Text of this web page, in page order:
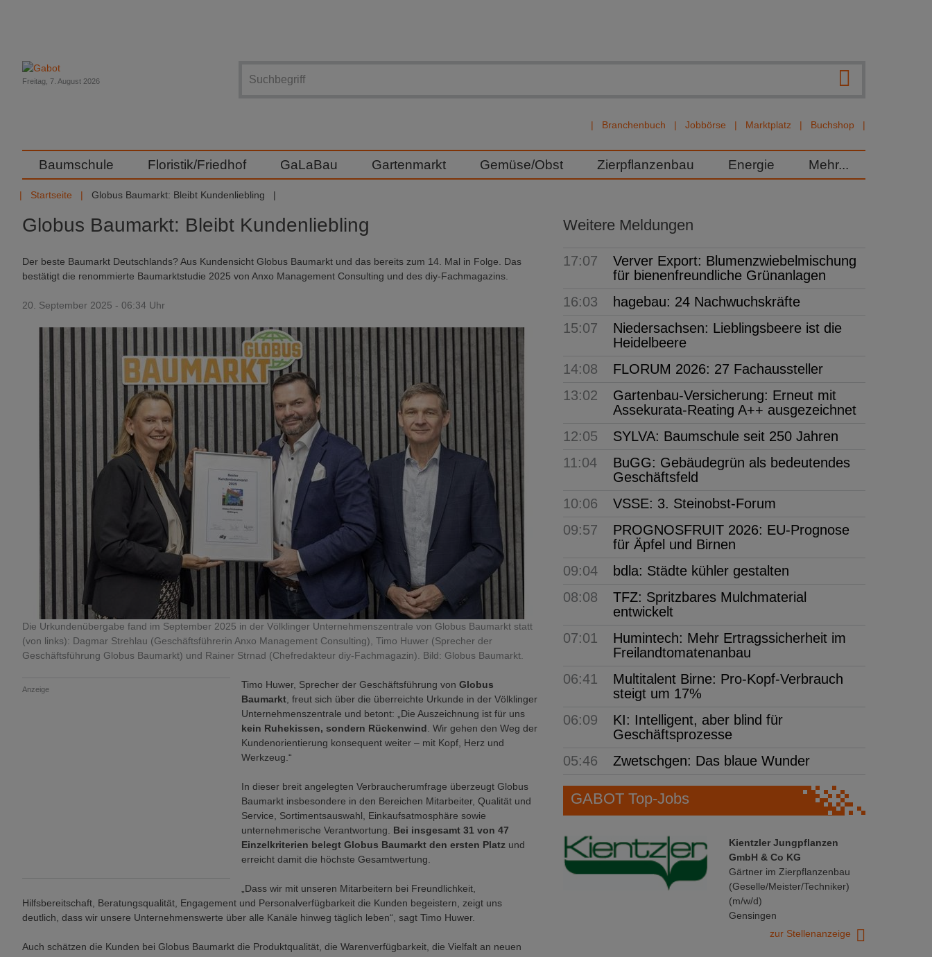
Branchenbuch Jobbörse Marktplatz Buchshop
Freitag, 7. August 2026
Baumschule Floristik/Friedhof GaLaBau Gartenmarkt Gemüse/Obst Zierpflanzenbau Energie Mehr...
Startseite Globus Baumarkt: Bleibt Kundenliebling
Globus Baumarkt: Bleibt Kundenliebling
Der beste Baumarkt Deutschlands? Aus Kundensicht Globus Baumarkt und das bereits zum 14. Mal in Folge. Das
bestätigt die renommierte Baumarktstudie 2025 von Anxo Management Consulting und des diy-Fachmagazins.
20. September 2025 - 06:34 Uhr
Die Urkundenübergabe fand im September 2025 in der Völklinger Unternehmenszentrale von Globus Baumarkt statt
(von links): Dagmar Strehlau (Geschäftsführerin Anxo Management Consulting), Timo Huwer (Sprecher der
Geschäftsführung Globus Baumarkt) und Rainer Strnad (Chefredakteur diy-Fachmagazin). Bild: Globus Baumarkt.
Anzeige Timo Huwer, Sprecher der Geschäftsführung von Globus
Baumarkt , freut sich über die überreichte Urkunde in der Völklinger
Unternehmenszentrale und betont: „Die Auszeichnung ist für uns
kein Ruhekissen, sondern Rückenwind . Wir gehen den Weg der
Kundenorientierung konsequent weiter – mit Kopf, Herz und
Werkzeug.“
In dieser breit angelegten Verbraucherumfrage überzeugt Globus
Baumarkt insbesondere in den Bereichen Mitarbeiter, Qualität und
Service, Sortimentsauswahl, Einkaufsatmosphäre sowie
unternehmerische Verantwortung. Bei insgesamt 31 von 47
Einzelkriterien belegt Globus Baumarkt den ersten Platz und
erreicht damit die höchste Gesamtwertung.
„Dass wir mit unseren Mitarbeitern bei Freundlichkeit,
Hilfsbereitschaft, Beratungsqualität, Engagement und Personalverfügbarkeit die Kunden begeistern, zeigt uns
deutlich, dass wir unsere Unternehmenswerte über alle Kanäle hinweg täglich leben“, sagt Timo Huwer.
Auch schätzen die Kunden bei Globus Baumarkt die Produktqualität, die Warenverfügbarkeit, die Vielfalt an neuen
Weitere Meldungen
17:07
Verver Export: Blumenzwiebelmischung
für bienenfreundliche Grünanlagen
16:03
hagebau: 24 Nachwuchskräfte
15:07
Niedersachsen: Lieblingsbeere ist die
Heidelbeere
14:08
FLORUM 2026: 27 Fachaussteller
13:02
Gartenbau-Versicherung: Erneut mit
Assekurata-Reating A++ ausgezeichnet
12:05
SYLVA: Baumschule seit 250 Jahren
11:04
BuGG: Gebäudegrün als bedeutendes
Geschäftsfeld
10:06
VSSE: 3. Steinobst-Forum
09:57
PROGNOSFRUIT 2026: EU-Prognose
für Äpfel und Birnen
09:04
bdla: Städte kühler gestalten
08:08
TFZ: Spritzbares Mulchmaterial
entwickelt
07:01
Humintech: Mehr Ertragssicherheit im
Freilandtomatenanbau
06:41
Multitalent Birne: Pro-Kopf-Verbrauch
steigt um 17%
06:09
KI: Intelligent, aber blind für
Geschäftsprozesse
05:46
Zwetschgen: Das blaue Wunder
GABOT Top-Jobs
Kientzler Jungpflanzen
GmbH & Co KG
Gärtner im Zierpflanzenbau
(Geselle/Meister/Techniker)
(m/w/d)
Gensingen
zur Stellenanzeige